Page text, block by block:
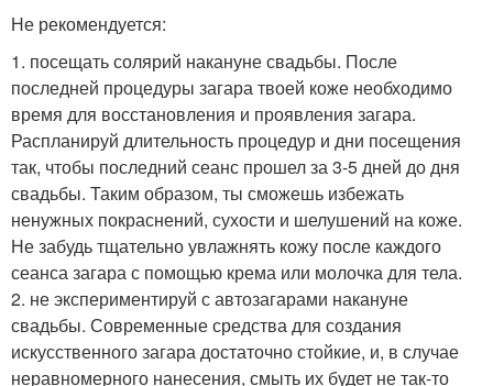
Не рекомендуется:
1. посещать солярий накануне свадьбы. После
последней процедуры загара твоей коже необходимо
время для восстановления и проявления загара.
Распланируй длительность процедур и дни посещения
так, чтобы последний сеанс прошел за 3-5 дней до дня
свадьбы. Таким образом, ты сможешь избежать
ненужных покраснений, сухости и шелушений на коже.
Не забудь тщательно увлажнять кожу после каждого
сеанса загара с помощью крема или молочка для тела.
2. не экспериментируй с автозагарами накануне
свадьбы. Современные средства для создания
искусственного загара достаточно стойкие, и, в случае
неравномерного нанесения, смыть их будет не так-то